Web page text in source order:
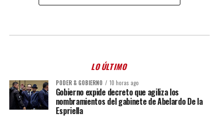
LO ÚLTIMO
PODER & GOBIERNO 10 horas ago
Gobierno expide decreto que agiliza los
nombramientos del gabinete de Abelardo De la
Espriella